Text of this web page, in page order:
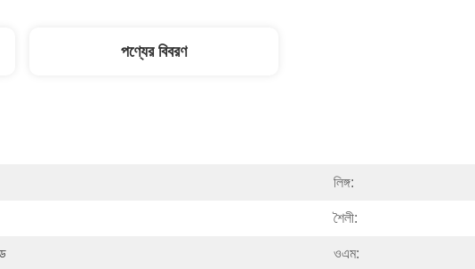
পণ্যের বিবরণ
লিঙ্গ:
শৈলী:
ওএম: